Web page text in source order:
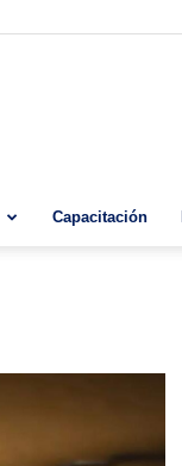
Capacitación